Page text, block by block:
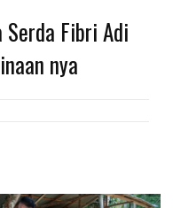
Serda Fibri Adi
nya